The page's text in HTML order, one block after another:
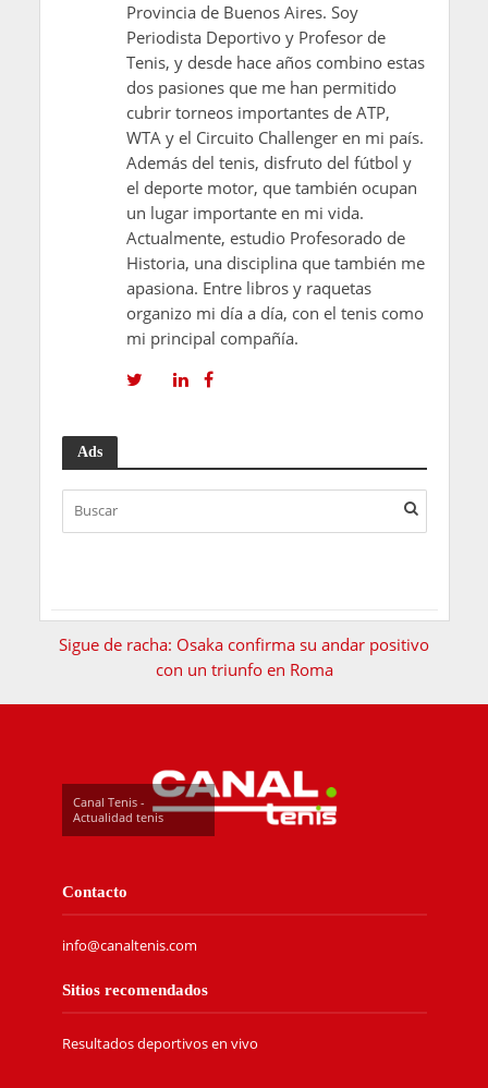
Provincia de Buenos Aires. Soy
Periodista Deportivo y Profesor de
Tenis, y desde hace años combino estas
dos pasiones que me han permitido
cubrir torneos importantes de ATP,
WTA y el Circuito Challenger en mi país.
Además del tenis, disfruto del fútbol y
el deporte motor, que también ocupan
un lugar importante en mi vida.
Actualmente, estudio Profesorado de
Historia, una disciplina que también me
apasiona. Entre libros y raquetas
organizo mi día a día, con el tenis como
mi principal compañía.
Ads
Sigue de racha: Osaka confirma su andar positivo
con un triunfo en Roma
Canal Tenis -
Actualidad tenis
Contacto
info@canaltenis.com
Sitios recomendados
Resultados deportivos en vivo